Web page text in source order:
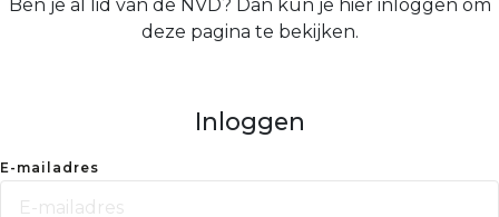
Ben je al lid van de NVD? Dan kun je hier inloggen om
deze pagina te bekijken.
Inloggen
E-mailadres